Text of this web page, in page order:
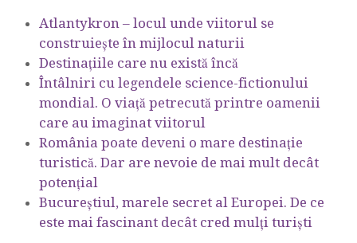
Atlantykron – locul unde viitorul se
construiește în mijlocul naturii
Destinațiile care nu există încă
Întâlniri cu legendele science-fictionului
mondial. O viață petrecută printre oamenii
care au imaginat viitorul
România poate deveni o mare destinație
turistică. Dar are nevoie de mai mult decât
potențial
Bucureștiul, marele secret al Europei. De ce
este mai fascinant decât cred mulți turiști